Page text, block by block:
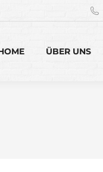
ÜBER UNS